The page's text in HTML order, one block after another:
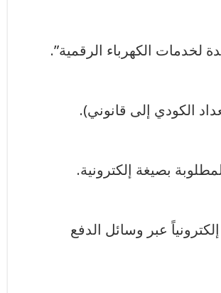
لخدمات الكهرباء الرقمية”.
الكودي إلى قانوني).
بصيغة إلكترونية.
عبر وسائل الدفع